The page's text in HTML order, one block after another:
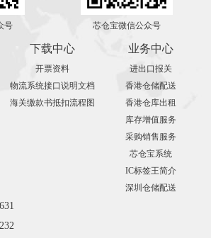
号 芯仓宝微信公众号
下载中心
开票资料
物流系统接口说明文档
海关缴款书抵扣流程图
业务中心
进出口报关
香港仓储配送
香港仓库出租
库存增值服务
采购销售服务
芯仓宝系统
IC标签王简介
深圳仓储配送